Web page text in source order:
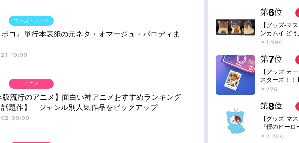
コ』単行本表紙の元ネタ・オマージュ・パロディま
10:00
マンガ・ラノベ
版流行のアニメ】面白い神アニメおすすめランキング
題作】｜ジャンル別人気作品をピックアップ
00:00
アニメ
第6位
【グッズ-マ
ンカムイ ど
コット 6.鯉登
￥1,980
第7位
【グッズ-カ
スターズ！！
Action
￥275
第8位
【グッズ-マ
『僕のヒー
みけもますこ
￥2,200